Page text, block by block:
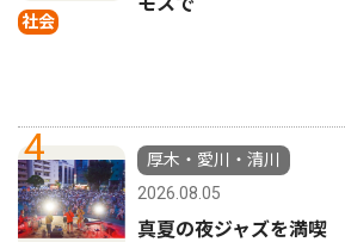
社会
4
厚木・愛川・清川
2026.08.05
真夏の夜ジャズを満喫